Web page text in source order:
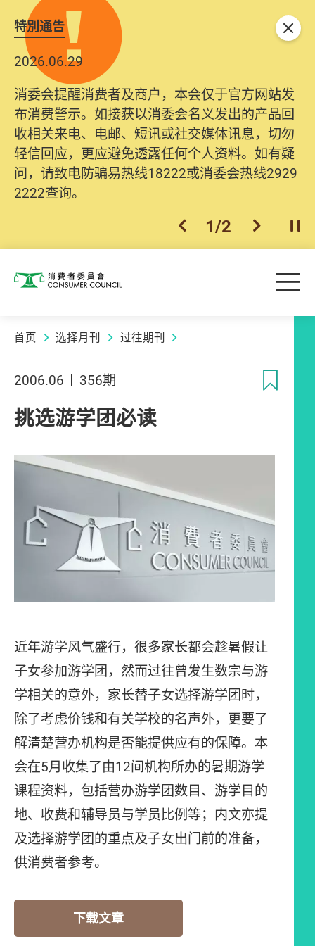
特別通告
2026.06.29
消委会提醒消费者及商户，本会仅于官方网站发
布消费警示。如接获以消委会名义发出的产品回
收相关来电、电邮、短讯或社交媒体讯息，切勿
轻信回应，更应避免透露任何个人资料。如有疑
问，请致电防骗易热线18222或消委会热线2929
2222查询。
上一个
1/2 下一个开
关闭
消费者委员会 目
首页 选择月刊 过往期刊
2006.06 356期
挑选游学团必读
近年游学风气盛行，很多家长都会趁暑假让
子女参加游学团，然而过往曾发生数宗与游
学相关的意外，家长替子女选择游学团时，
除了考虑价钱和有关学校的名声外，更要了
解清楚营办机构是否能提供应有的保障。本
会在5月收集了由12间机构所办的暑期游学
课程资料，包括营办游学团数目、游学目的
地、收费和辅导员与学员比例等；内文亦提
及选择游学团的重点及子女出门前的准备，
供消费者参考。
下载文章